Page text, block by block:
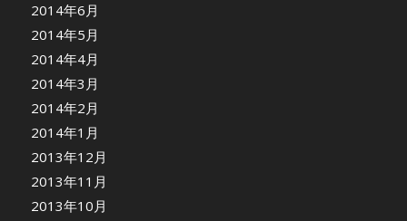
2014年6月
2014年5月
2014年4月
2014年3月
2014年2月
2014年1月
2013年12月
2013年11月
2013年10月